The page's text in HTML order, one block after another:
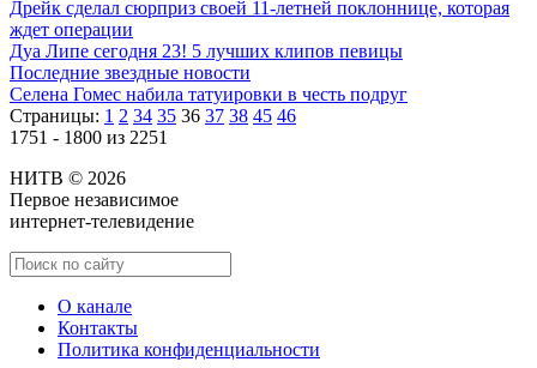
Дрейк сделал сюрприз своей 11-летней поклоннице, которая
ждет операции
Дуа Липе сегодня 23! 5 лучших клипов певицы
Последние звездные новости
Селена Гомес набила татуировки в честь подруг
Страницы: 1 2 34 35 36 37 38 45 46
1751 - 1800 из 2251
НИТВ © 2026
Первое независимое
интернет-телевидение
О канале
Контакты
Политика конфиденциальности